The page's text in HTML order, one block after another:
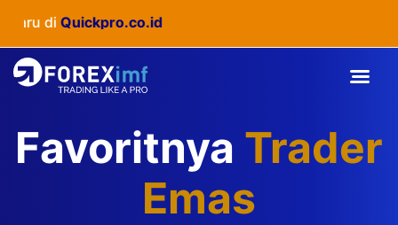
diQuickpro.co.id
Favoritnya Trader
Emas